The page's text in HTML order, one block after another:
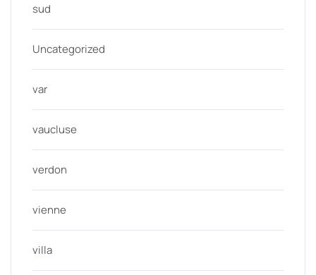
sud
Uncategorized
var
vaucluse
verdon
vienne
villa